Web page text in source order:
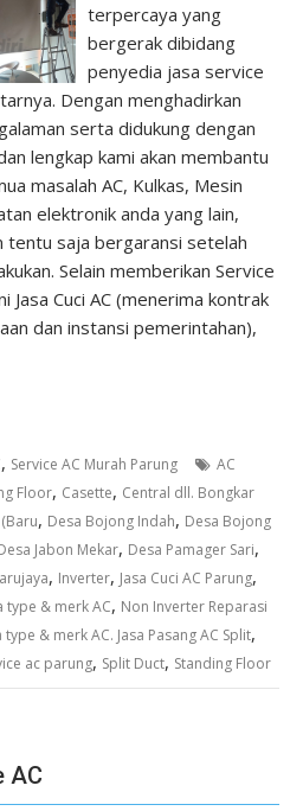
terpercaya yang
bergerak dibidang
penyedia jasa service
Dengan menghadirkan
serta didukung dengan
lengkap kami akan membantu
masalah AC, Kulkas, Mesin
elektronik anda yang lain,
tentu saja bergaransi setelah
Selain memberikan Service
Jasa Cuci AC (menerima kontrak
dan instansi pemerintahan),
, Service AC Murah Parung
AC
Floor, Casette, Central dll. Bongkar
, Desa Bojong Indah, Desa Bojong
Jabon Mekar, Desa Pamager Sari,
, Inverter, Jasa Cuci AC Parung,
type & merk AC, Non Inverter Reparasi
& merk AC. Jasa Pasang AC Split,
ac parung, Split Duct, Standing Floor
AC